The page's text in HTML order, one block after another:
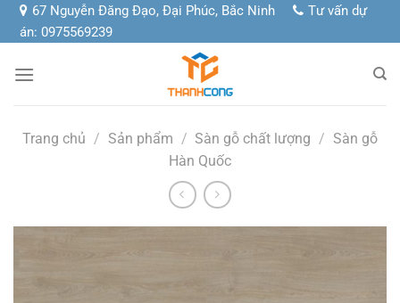
Chuyển
đến
dung
67 Nguyễn Đăng Đạo, Đại Phúc, Bắc Ninh
Tư vấn dự
án: 0975569239
Trang chủ / Sản phẩm / Sàn gỗ chất lượng / Sàn gỗ
Hàn Quốc